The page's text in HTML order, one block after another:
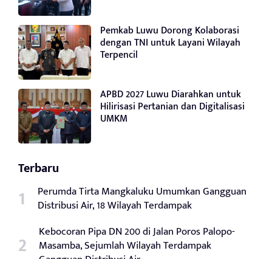
Pemkab Luwu Dorong Kolaborasi
dengan TNI untuk Layani Wilayah
Terpencil
APBD 2027 Luwu Diarahkan untuk
Hilirisasi Pertanian dan Digitalisasi
UMKM
Terbaru
Perumda Tirta Mangkaluku Umumkan Gangguan
Distribusi Air, 18 Wilayah Terdampak
Kebocoran Pipa DN 200 di Jalan Poros Palopo-
Masamba, Sejumlah Wilayah Terdampak